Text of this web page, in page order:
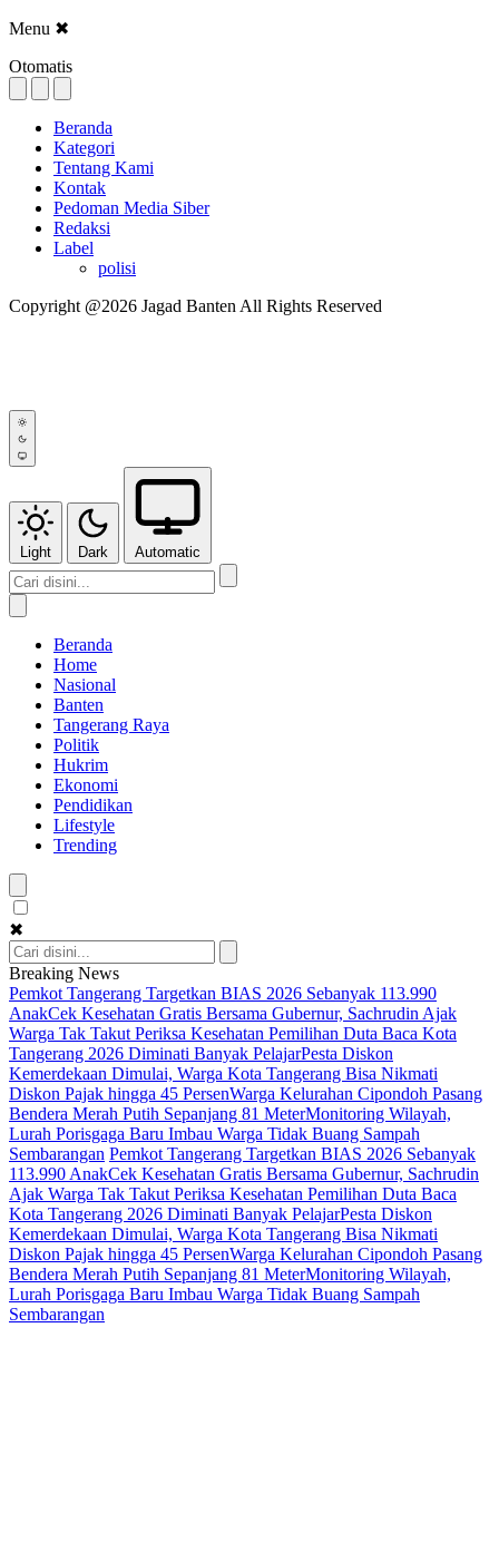
Menu ✖
Otomatis
Beranda
Kategori
Tentang Kami
Kontak
Pedoman Media Siber
Redaksi
Label
polisi
Copyright @2026 Jagad Banten All Rights Reserved
Light Dark Automatic
Beranda
Home
Nasional
Banten
Tangerang Raya
Politik
Hukrim
Ekonomi
Pendidikan
Lifestyle
Trending
✖
Breaking News
Pemkot Tangerang Targetkan BIAS 2026 Sebanyak 113.990
AnakCek Kesehatan Gratis Bersama Gubernur, Sachrudin Ajak
Warga Tak Takut Periksa Kesehatan Pemilihan Duta Baca Kota
Tangerang 2026 Diminati Banyak PelajarPesta Diskon
Kemerdekaan Dimulai, Warga Kota Tangerang Bisa Nikmati
Diskon Pajak hingga 45 PersenWarga Kelurahan Cipondoh Pasang
Bendera Merah Putih Sepanjang 81 MeterMonitoring Wilayah,
Lurah Porisgaga Baru Imbau Warga Tidak Buang Sampah
Sembarangan Pemkot Tangerang Targetkan BIAS 2026 Sebanyak
113.990 AnakCek Kesehatan Gratis Bersama Gubernur, Sachrudin
Ajak Warga Tak Takut Periksa Kesehatan Pemilihan Duta Baca
Kota Tangerang 2026 Diminati Banyak PelajarPesta Diskon
Kemerdekaan Dimulai, Warga Kota Tangerang Bisa Nikmati
Diskon Pajak hingga 45 PersenWarga Kelurahan Cipondoh Pasang
Bendera Merah Putih Sepanjang 81 MeterMonitoring Wilayah,
Lurah Porisgaga Baru Imbau Warga Tidak Buang Sampah
Sembarangan